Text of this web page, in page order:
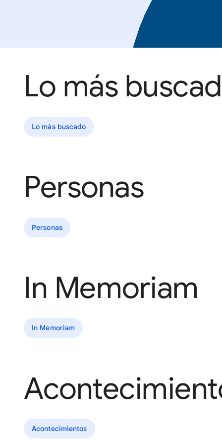
Lo más
Lo más buscado
Personas
Personas
In Memoriam
In Memoriam
Acontecimientos